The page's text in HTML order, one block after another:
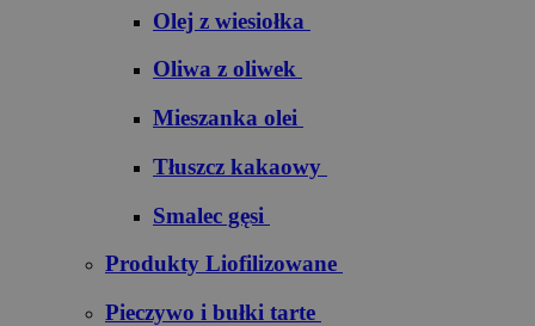
Olej z wiesiołka
Oliwa z oliwek
Mieszanka olei
Tłuszcz kakaowy
Smalec gęsi
Produkty Liofilizowane
Pieczywo i bułki tarte